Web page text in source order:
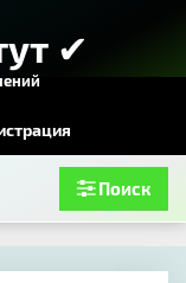
✔
Поиск